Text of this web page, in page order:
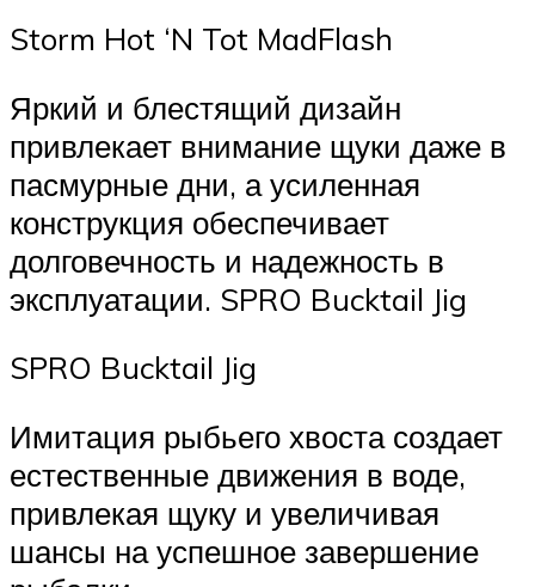
Storm Hot ‘N Tot MadFlash
Яркий и блестящий дизайн
привлекает внимание щуки даже в
пасмурные дни, а усиленная
конструкция обеспечивает
долговечность и надежность в
эксплуатации. SPRO Bucktail Jig
SPRO Bucktail Jig
Имитация рыбьего хвоста создает
естественные движения в воде,
привлекая щуку и увеличивая
шансы на успешное завершение